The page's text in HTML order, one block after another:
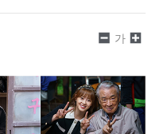
가